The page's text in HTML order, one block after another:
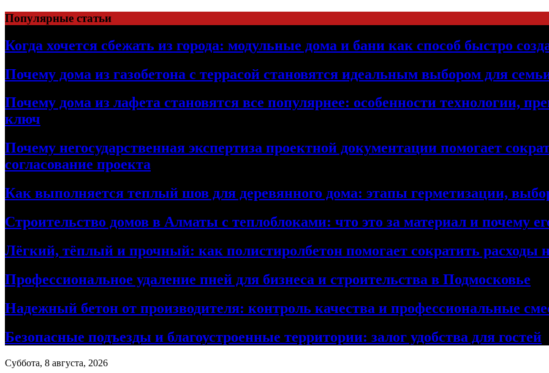
Перейти
к
содержимому
Популярные статьи
Когда хочется сбежать из города: модульные дома и бани как способ быстро
Почему дома из газобетона с террасой становятся идеальным выбором для
Почему дома из лафета становятся все популярнее: особенности технологии,
ключ
Почему негосударственная экспертиза проектной документации помогает
согласование проекта
Как выполняется теплый шов для деревянного дома: этапы герметизации,
Строительство домов в Алматы с теплоблоками: что это за материал и почему
Лёгкий, тёплый и прочный: как полистиролбетон помогает сократить расходы
Профессиональное удаление пней для бизнеса и строительства в Подмосковье
Надежный бетон от производителя: контроль качества и профессиональные
Безопасные подъезды и благоустроенные территории: залог удобства для гостей
Суббота, 8 августа, 2026